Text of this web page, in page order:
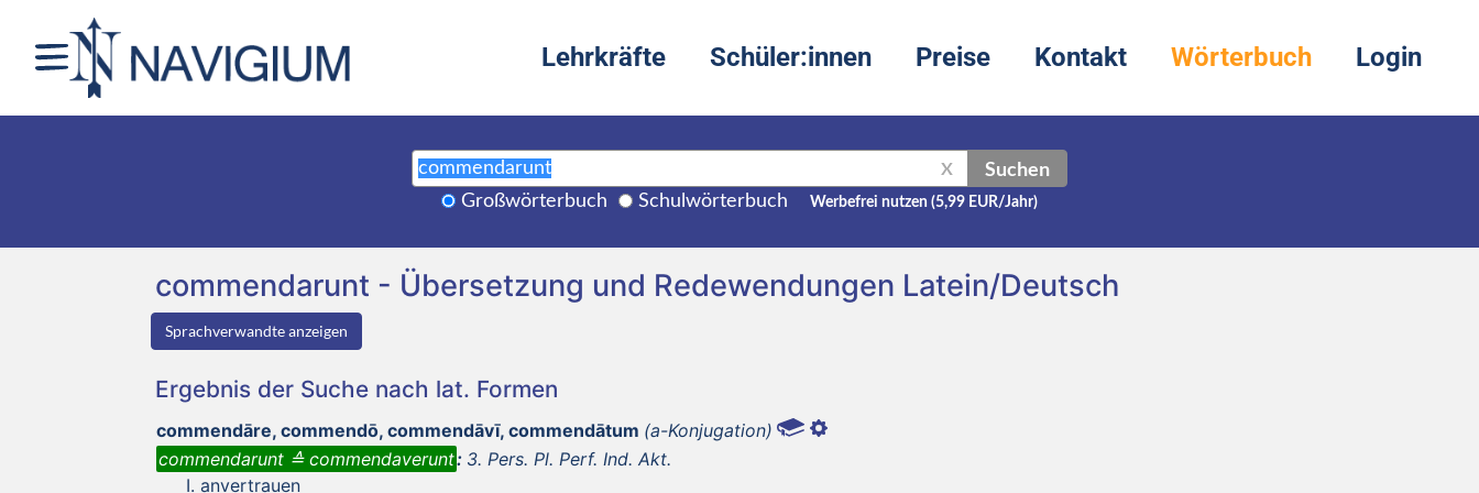
Lehrkräfte Schüler:innen Preise Kontakt Wörterbuch Login
X Suchen
Großwörterbuch Schulwörterbuch Werbefrei nutzen (5,99 EUR/Jahr)
commendarunt - Übersetzung und Redewendungen Latein/Deutsch
Sprachverwandte anzeigen
Ergebnis der Suche nach lat. Formen
commendāre, commendō, commendāvī, commendātum (a-Konjugation)
commendarunt ≙ commendaverunt: 3. Pers. Pl. Perf. Ind. Akt.
anvertrauen